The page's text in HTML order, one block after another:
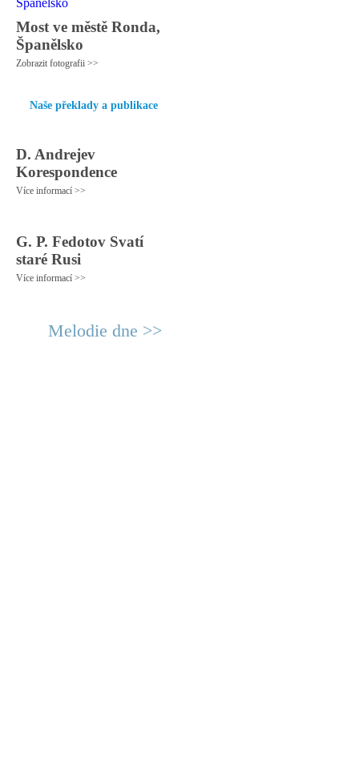
Most ve městě Ronda,
Španělsko
Zobrazit fotografii >>
Naše překlady a publikace
D. Andrejev
Korespondence
Více informací >>
G. P. Fedotov Svatí
staré Rusi
Více informací >>
Melodie dne >>